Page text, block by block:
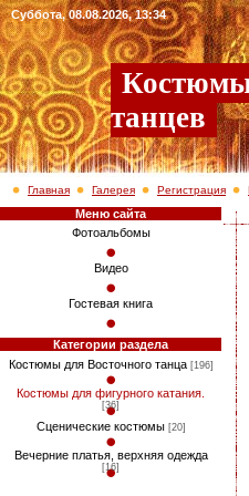
Суббота, 08.08.2026, 13:34
танцев
Главная Галерея Регистрация
Меню сайта
Фотоальбомы
Видео
Гостевая книга
Категории раздела
Костюмы для Восточного танца [196]
Костюмы для фигурного катания.
[36]
Сценические костюмы [20]
Вечерние платья, верхняя одежда
[16]